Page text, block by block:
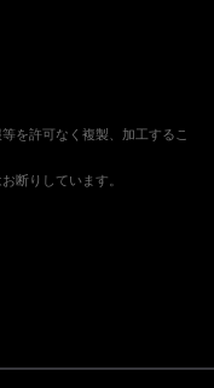
を許可なく複製、加工するこ
断りしています。